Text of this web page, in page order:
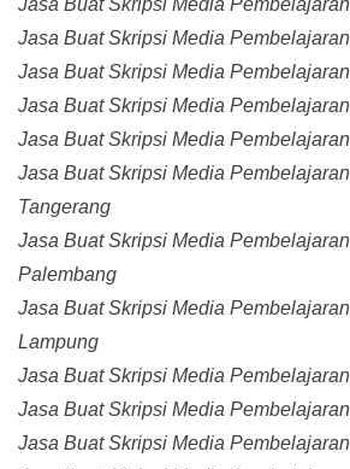
Jasa Buat Skripsi Media
Jasa Buat Skripsi Media
Jasa Buat Skripsi Media
Jasa Buat Skripsi Media
Jasa Buat Skripsi Media
Jasa Buat Skripsi Media
Tangerang
Jasa Buat Skripsi Media
Palembang
Jasa Buat Skripsi Media
Lampung
Jasa Buat Skripsi Media
Jasa Buat Skripsi Media
Jasa Buat Skripsi Media